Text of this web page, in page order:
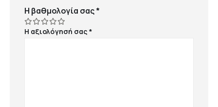
Η βαθμολογία σας*
Η αξιολόγησή σας*